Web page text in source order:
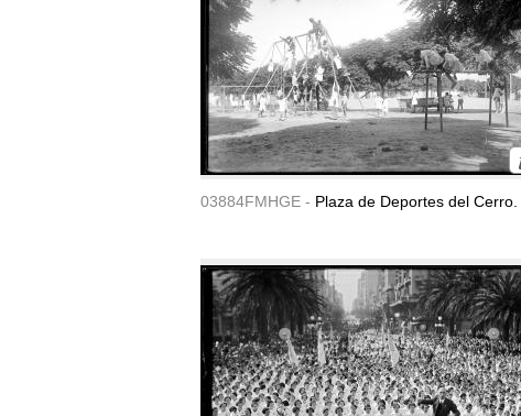
03884FMHGE - Plaza de Deportes del Cerro.